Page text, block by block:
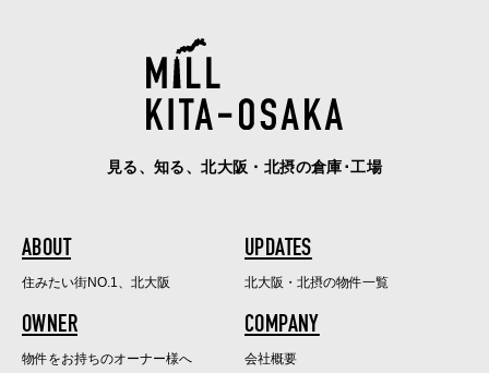
見る、知る、北大阪・北摂の倉庫･工場
ABOUT
住みたい街NO.1、北大阪
UPDATES
北大阪・北摂の物件一覧
OWNER
物件をお持ちのオーナー様へ
COMPANY
会社概要